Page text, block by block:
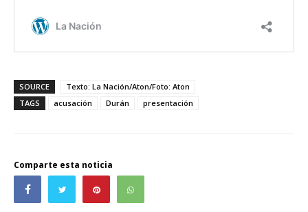
SOURCE
Texto: La Nación/Aton/Foto: Aton
TAGS
acusación Durán presentación
Comparte esta noticia